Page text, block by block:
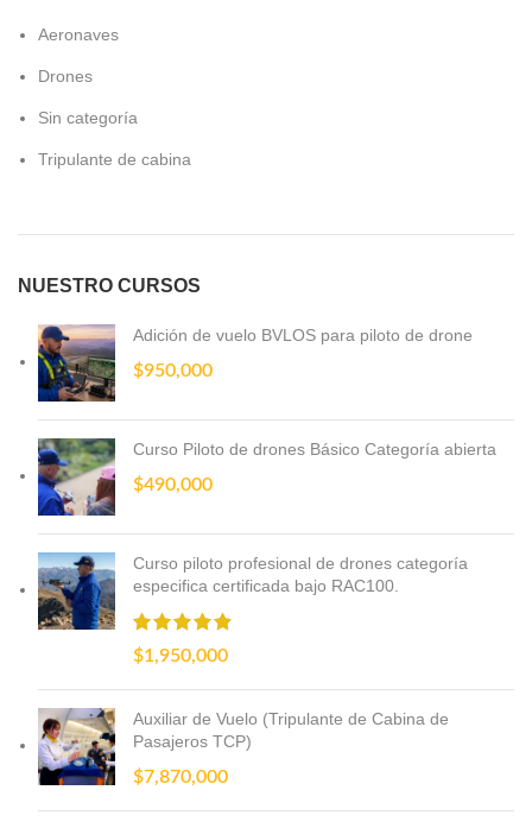
Aeronaves
Drones
Sin categoría
Tripulante de cabina
NUESTRO CURSOS
Adición de vuelo BVLOS para piloto de drone
$950,000
Curso Piloto de drones Básico Categoría abierta
$490,000
Curso piloto profesional de drones categoría
especifica certificada bajo RAC100.
$1,950,000
Auxiliar de Vuelo (Tripulante de Cabina de
Pasajeros TCP)
$7,870,000